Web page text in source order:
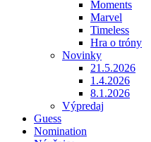
Moments
Marvel
Timeless
Hra o tróny
Novinky
21.5.2026
1.4.2026
8.1.2026
Výpredaj
Guess
Nomination